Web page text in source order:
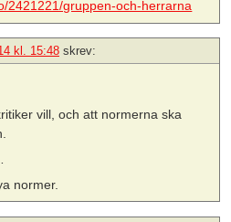
2421221/gruppen-och-herrarna
kl. 15:48 skrev:
vill, och att normerna ska
normer.